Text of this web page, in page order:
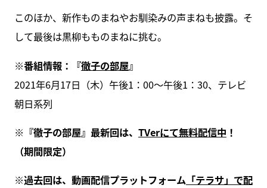
このほか、新作ものまねやお馴染みの声まねも披露。そ
して最後は黒柳もものまねに挑む。
※番組情報：『徹子の部屋』
2021年6月17日（木）午後1：00～午後1：30、テレビ
朝日系列
※『徹子の部屋』最新回は、 TVerにて無料配信中 ！
（期間限定）
※過去回は、動画配信プラットフォーム「テラサ」で配